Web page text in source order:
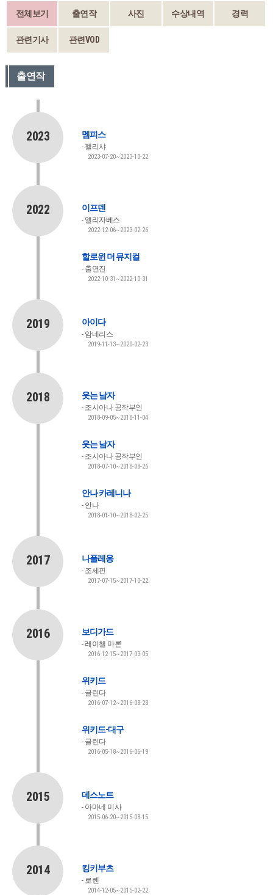
전체보기 출연작 사진 수상내역 경력
관련기사 관련VOD
출연작
2023 멤피스
펠리샤
2023-07-20~2023-10-22
2022 이프덴
엘리자베스
2022-12-06~2023-02-26
할로윈 더 뮤지컬
출연진
2022-10-31~2022-10-31
2019 아이다
암네리스
2019-11-13~2020-02-23
2018 웃는 남자
조시아나 공작부인
2018-09-05~2018-11-04
웃는 남자
조시아나 공작부인
2018-07-10~2018-08-26
안나 카레니나
안나
2018-01-10~2018-02-25
2017 나폴레옹
조세핀
2017-07-15~2017-10-22
2016 보디가드
레이첼 마론
2016-12-15~2017-03-05
위키드
글린다
2016-07-12~2016-08-28
위키드-대구
글린다
2016-05-18~2016-06-19
2015 데스노트
아마네 미사
2015-06-20~2015-08-15
2014 킹키부츠
로렌
2014-12-05~2015-02-22